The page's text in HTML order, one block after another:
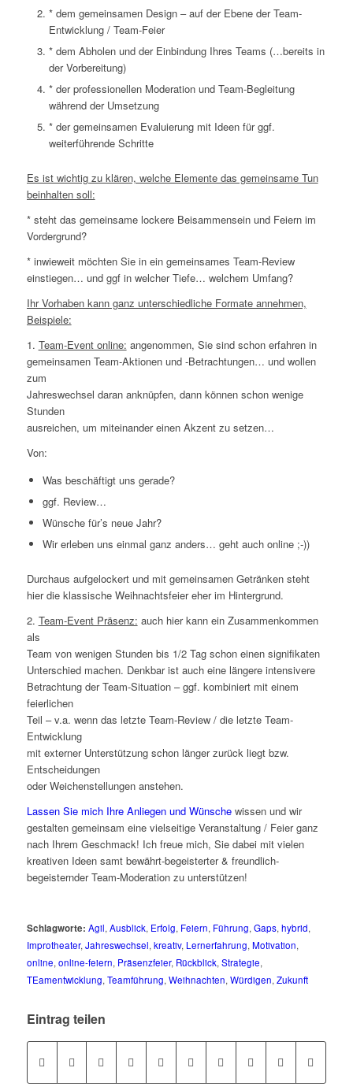
* dem gemeinsamen Design – auf der Ebene der Team-
Entwicklung / Team-Feier
* dem Abholen und der Einbindung Ihres Teams (…bereits in
der Vorbereitung)
* der professionellen Moderation und Team-Begleitung
während der Umsetzung
* der gemeinsamen Evaluierung mit Ideen für ggf.
weiterführende Schritte
Es ist wichtig zu klären, welche Elemente das gemeinsame Tun
beinhalten soll:
* steht das gemeinsame lockere Beisammensein und Feiern im
Vordergrund?
* inwieweit möchten Sie in ein gemeinsames Team-Review
einstiegen… und ggf in welcher Tiefe… welchem Umfang?
Ihr Vorhaben kann ganz unterschiedliche Formate annehmen,
Beispiele:
1. Team-Event online: angenommen, Sie sind schon erfahren in
gemeinsamen Team-Aktionen und -Betrachtungen… und wollen
zum
Jahreswechsel daran anknüpfen, dann können schon wenige
Stunden
ausreichen, um miteinander einen Akzent zu setzen…
Von:
Was beschäftigt uns gerade?
ggf. Review…
Wünsche für’s neue Jahr?
Wir erleben uns einmal ganz anders… geht auch online ;-))
Durchaus aufgelockert und mit gemeinsamen Getränken steht
hier die klassische Weihnachtsfeier eher im Hintergrund.
2. Team-Event Präsenz: auch hier kann ein Zusammenkommen
als
Team von wenigen Stunden bis 1/2 Tag schon einen signifikaten
Unterschied machen. Denkbar ist auch eine längere intensivere
Betrachtung der Team-Situation – ggf. kombiniert mit einem
feierlichen
Teil – v.a. wenn das letzte Team-Review / die letzte Team-
Entwicklung
mit externer Unterstützung schon länger zurück liegt bzw.
Entscheidungen
oder Weichenstellungen anstehen.
Lassen Sie mich Ihre Anliegen und Wünschewissen und wir
gestalten gemeinsam eine vielseitige Veranstaltung / Feier ganz
nach Ihrem Geschmack! Ich freue mich, Sie dabei mit vielen
kreativen Ideen samt bewährt-begeisterter & freundlich-
begeisternder Team-Moderation zu unterstützen!
Schlagworte: Agil, Ausblick, Erfolg, Feiern, Führung, Gaps, hybrid,
Improtheater, Jahreswechsel, kreativ, Lernerfahrung, Motivation,
online, online-feiern, Präsenzfeier, Rückblick, Strategie,
TEamentwicklung, Teamführung, Weihnachten, Würdigen, Zukunft
Eintrag teilen